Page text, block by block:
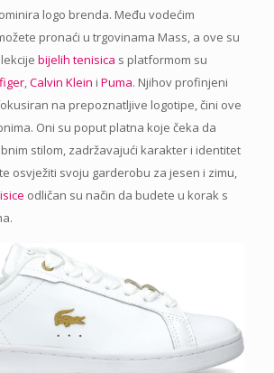
logo brenda. Među vodećim
pronaći u trgovinama Mass, a ove su
bijelih tenisica s platformom su
,Calvin Klein i Puma. Njihov profinjeni
na prepoznatljive logotipe, čini ove
Oni su poput platna koje čeka da
stilom, zadržavajući karakter i identitet
osvježiti svoju garderobu za jesen i zimu,
odličan su način da budete u korak s